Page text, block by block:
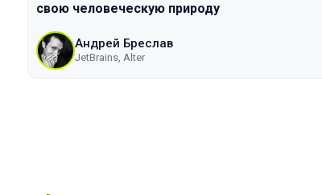
свою человеческую природу
Андрей Бреслав
JetBrains, Alter